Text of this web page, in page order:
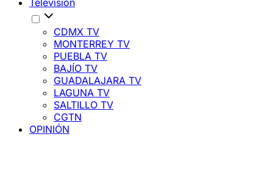
Televisión
CDMX TV
MONTERREY TV
PUEBLA TV
BAJÍO TV
GUADALAJARA TV
LAGUNA TV
SALTILLO TV
CGTN
OPINIÓN